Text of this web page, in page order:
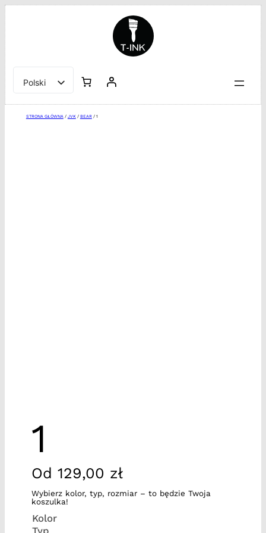
Przejdź
do
treści
Polski
English
STRONA GŁÓWNA / JVK/ BEAR/ 1
1
Od 129,00 zł
Wybierz kolor, typ, rozmiar – to będzie Twoja
koszulka!
Kolor